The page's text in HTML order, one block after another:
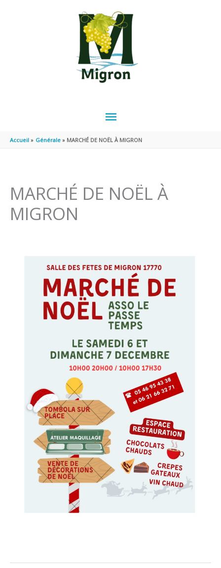
MENU
PRINCIPAL
Accueil Générale MARCHÉ DE NOËL À MIGRON
MARCHÉ DE NOËL À
MIGRON